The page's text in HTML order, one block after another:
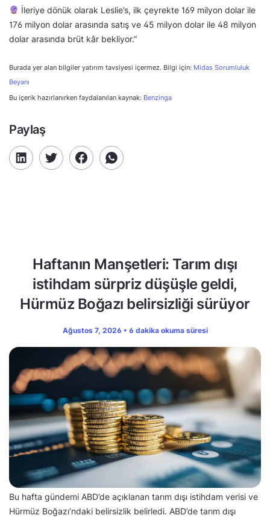
İleriye dönük olarak Leslie’s, ilk çeyrekte 169 milyon dolar ile
176 milyon dolar arasında satış ve 45 milyon dolar ile 48 milyon
dolar arasında brüt kâr bekliyor.”
Burada yer alan bilgiler yatırım tavsiyesi içermez. Bilgi için: Midas Sorumluluk
Beyanı
Bu içerik hazırlanırken faydalanılan kaynak: Benzinga
Paylaş
Haftanın Manşetleri: Tarım dışı
istihdam sürpriz düşüşle geldi,
Hürmüz Boğazı belirsizliği sürüyor
Ağustos 7, 2026 • 6 dakika okuma süresi
Bu hafta gündemi ABD’de açıklanan tarım dışı istihdam verisi ve
Hürmüz Boğazı’ndaki belirsizlik belirledi. ABD’de tarım dışı